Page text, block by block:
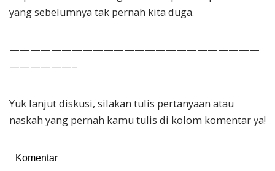
yang sebelumnya tak pernah kita duga.
————————————————————————
——————–
Yuk lanjut diskusi, silakan tulis pertanyaan atau
naskah yang pernah kamu tulis di kolom komentar ya!
Komentar